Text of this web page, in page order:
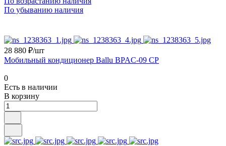
По убыванию наличия
28 880 ₽/шт
Мобильный кондиционер Ballu BPAC-09 CP
0
Есть в наличии
В корзину